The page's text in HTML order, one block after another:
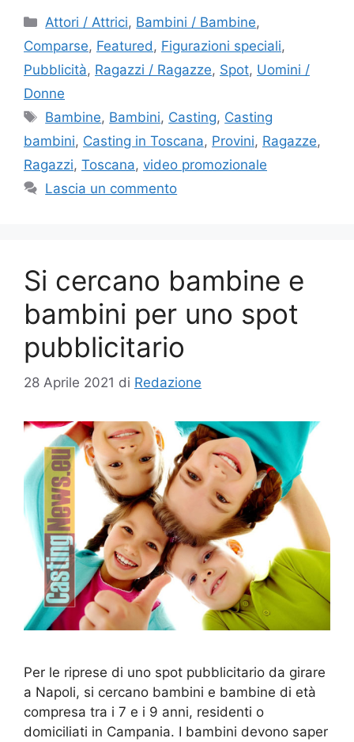
Categorie
Attori / Attrici, Bambini / Bambine,
Comparse, Featured, Figurazioni speciali,
Pubblicità, Ragazzi / Ragazze, Spot, Uomini /
Donne
Tag
Bambine, Bambini, Casting, Casting
bambini, Casting in Toscana, Provini, Ragazze,
Ragazzi, Toscana, video promozionale
Lascia un commento
Si cercano bambine e
bambini per uno spot
pubblicitario
28 Aprile 2021 di Redazione
Per le riprese di uno spot pubblicitario da girare
a Napoli, si cercano bambini e bambine di età
compresa tra i 7 e i 9 anni, residenti o
domiciliati in Campania. I bambini devono saper